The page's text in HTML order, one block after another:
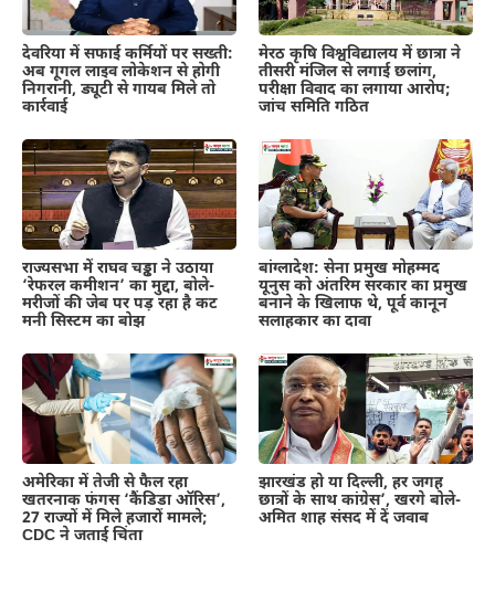
देवरिया में सफाई कर्मियों पर सख्ती:
अब गूगल लाइव लोकेशन से होगी
निगरानी, ड्यूटी से गायब मिले तो
कार्रवाई
मेरठ कृषि विश्वविद्यालय में छात्रा ने
तीसरी मंजिल से लगाई छलांग,
परीक्षा विवाद का लगाया आरोप;
जांच समिति गठित
राज्यसभा में राघव चड्ढा ने उठाया
‘रेफरल कमीशन’ का मुद्दा, बोले-
मरीजों की जेब पर पड़ रहा है कट
मनी सिस्टम का बोझ
बांग्लादेश: सेना प्रमुख मोहम्मद
यूनुस को अंतरिम सरकार का प्रमुख
बनाने के खिलाफ थे, पूर्व कानून
सलाहकार का दावा
अमेरिका में तेजी से फैल रहा
खतरनाक फंगस ‘कैंडिडा ऑरिस’,
27 राज्यों में मिले हजारों मामले;
CDC ने जताई चिंता
झारखंड हो या दिल्ली, हर जगह
छात्रों के साथ कांग्रेस’, खरगे बोले-
अमित शाह संसद में दें जवाब